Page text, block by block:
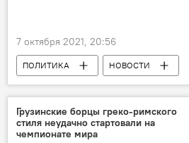
7 октября 2021, 20:56
ПОЛИТИКА
НОВОСТИ
Специальная пенитенциарная служба
Возвращение и арест Саакашвили
Грузинские борцы греко-римского
стиля неудачно стартовали на
чемпионате мира